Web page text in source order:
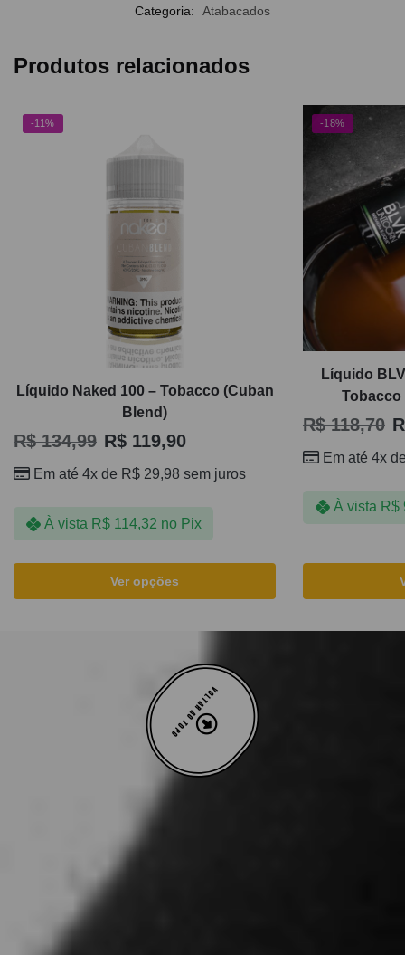
Categoria:
Atabacados
Produtos relacionados
-11%
Líquido Naked 100 – Tobacco (Cuban
Blend)
R$134,99 R$ 119,90
Em até 4x de R$ 29,98 sem juros
À vista R$114,32 no Pix
Ver opções
-18%
Líquido
Tobacco
R$118,70
Em até 4x
À vista R$
VOLTAR AO TOPO